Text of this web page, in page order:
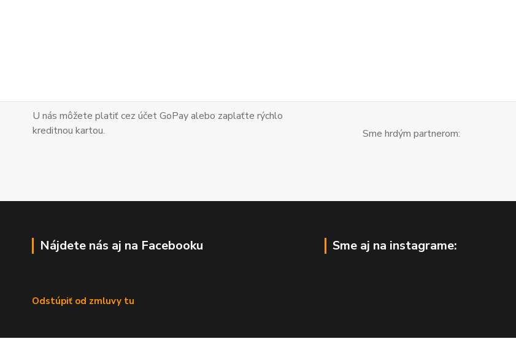
U nás môžete platiť cez účet GoPay alebo zaplaťte rýchlo
kreditnou kartou.
Sme hrdým partnerom:
Nájdete nás aj na Facebooku
Odstúpiť od zmluvy tu
Sme aj na instagrame: